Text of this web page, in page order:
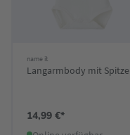
name it
Langarmbody mit Spitze
14,99 €*